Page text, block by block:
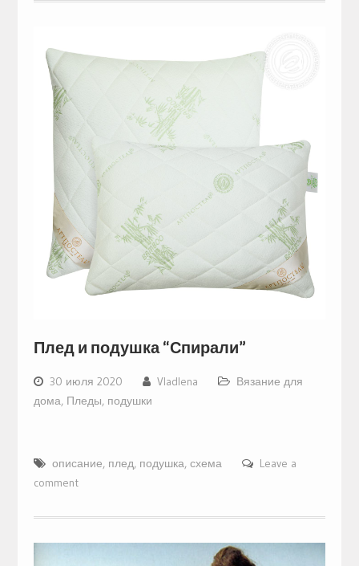
Плед и подушка “Спирали”
30 июля 2020 Vladlena
Вязание для
дома, Пледы, подушки
описание, плед, подушка, схема
Leave a
comment